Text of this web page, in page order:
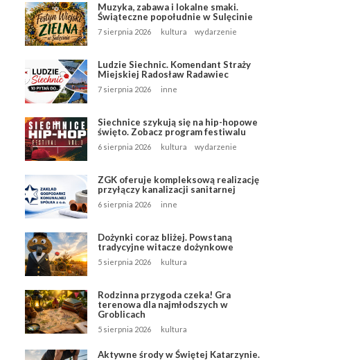
Muzyka, zabawa i lokalne smaki.
Świąteczne popołudnie w Sulęcinie
7 sierpnia 2026 kultura wydarzenie
Ludzie Siechnic. Komendant Straży
Miejskiej Radosław Radawiec
7 sierpnia 2026 inne
Siechnice szykują się na hip-hopowe
święto. Zobacz program festiwalu
6 sierpnia 2026 kultura wydarzenie
ZGK oferuje kompleksową realizację
przyłączy kanalizacji sanitarnej
6 sierpnia 2026 inne
Dożynki coraz bliżej. Powstaną
tradycyjne witacze dożynkowe
5 sierpnia 2026 kultura
Rodzinna przygoda czeka! Gra
terenowa dla najmłodszych w
Groblicach
5 sierpnia 2026 kultura
Aktywne środy w Świętej Katarzynie.